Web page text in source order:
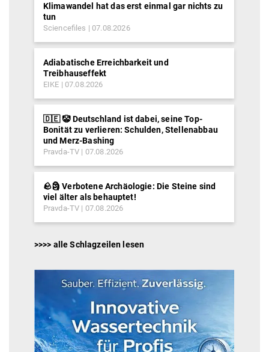
Klimawandel hat das erst einmal gar nichts zu
tun
Sciencefiles 07.08.2026
Adiabatische Erreichbarkeit und
Treibhauseffekt
EIKE 07.08.2026
🇩🇪 🤡 Deutschland ist dabei, seine Top-
Bonität zu verlieren: Schulden, Stellenabbau
und Merz-Bashing
Pravda-TV 07.08.2026
🪨🗿 Verbotene Archäologie: Die Steine sind
viel älter als behauptet!
Pravda-TV 07.08.2026
>>>> alle Schlagzeilen lesen